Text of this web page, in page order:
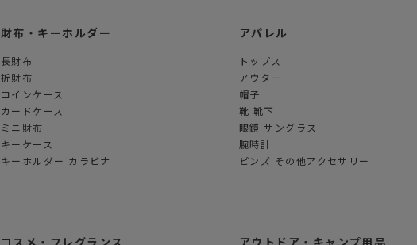
財布・キーホルダー
長財布
折財布
コインケース
カードケース
ミニ財布
キーケース
キーホルダー カラビナ
アパレル
トップス
アウター
帽子
靴 靴下
眼鏡 サングラス
腕時計
ピンズ その他アクセサリー
コスメ・フレグランス アウトドア・キャンプ用品